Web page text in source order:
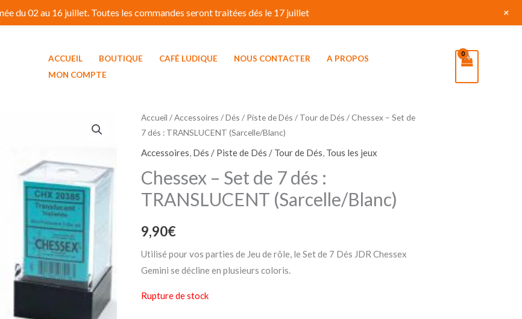
ACCUEIL BOUTIQUE CAFÉ LUDIQUE NOUS CONTACTER
A PROPOS
MON COMPTE
Accueil /Accessoires /Dés / Piste de Dés / Tour de Dés / Chessex – Set de
7 dés : TRANSLUCENT (Sarcelle/Blanc)
Accessoires, Dés / Piste de Dés / Tour de Dés, Tous les jeux
Chessex – Set de 7 dés :
TRANSLUCENT (Sarcelle/Blanc)
9,90€
Utilisé pour vos parties de Jeu de rôle, le Set de 7 Dés JDR Chessex
Gemini se décline en plusieurs coloris.
Rupture de stock
du 02 au 16 juillet. Toutes les commandes seront traitées dés le 17 juillet +